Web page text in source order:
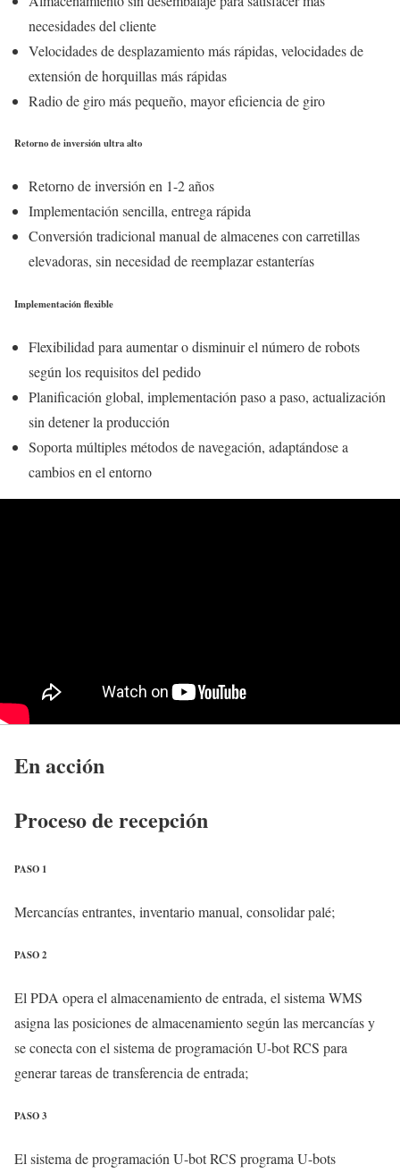
necesidades del cliente
Velocidades de desplazamiento más rápidas, velocidades de
extensión de horquillas más rápidas
Radio de giro más pequeño, mayor eficiencia de giro
Retorno de inversión ultra alto
Retorno de inversión en 1-2 años
Implementación sencilla, entrega rápida
Conversión tradicional manual de almacenes con carretillas
elevadoras, sin necesidad de reemplazar estanterías
Implementación flexible
Flexibilidad para aumentar o disminuir el número de robots
según los requisitos del pedido
Planificación global, implementación paso a paso, actualización
sin detener la producción
Soporta múltiples métodos de navegación, adaptándose a
cambios en el entorno
En acción
Proceso de recepción
PASO 1
Mercancías entrantes, inventario manual, consolidar palé;
PASO 2
El PDA opera el almacenamiento de entrada, el sistema WMS
asigna las posiciones de almacenamiento según las mercancías y
se conecta con el sistema de programación U-bot RCS para
generar tareas de transferencia de entrada;
PASO 3
El sistema de programación U-bot RCS programa U-bots